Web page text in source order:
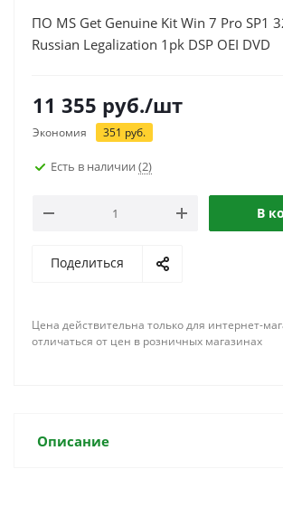
ПО MS Get Genuine Kit Win 7 Pro SP1
Russian Legalization 1pk DSP OEI DVD
11 355 руб./шт
Экономия 351 руб.
Есть в наличии (2)
В
Поделиться
Цена действительна только для интернет-
отличаться от цен в розничных магазинах
Описание